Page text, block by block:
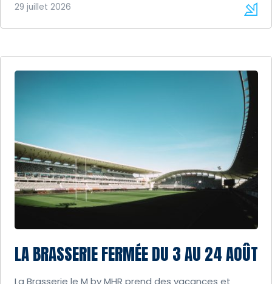
29 juillet 2026
LA BRASSERIE FERMÉE DU 3 AU 24 AOÛT
La Brasserie le M by MHR prend des vacances et